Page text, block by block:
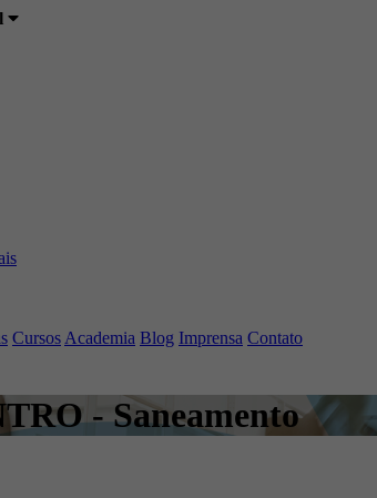
Cursos Academia Blog Imprensa Contato
- Saneamento